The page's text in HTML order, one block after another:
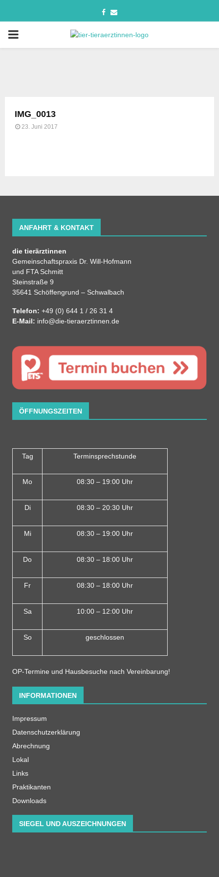
IMG_0013
23. Juni 2017
ANFAHRT & KONTAKT
die tierärztinnen
Gemeinschaftspraxis Dr. Will-Hofmann
und FTA Schmitt
Steinstraße 9
35641 Schöffengrund – Schwalbach
Telefon: +49 (0) 644 1 / 26 31 4
E-Mail: info@die-tieraerztinnen.de
ÖFFNUNGSZEITEN
Tag Terminsprechstunde
Mo 08:30 – 19:00 Uhr
Di 08:30 – 20:30 Uhr
Mi 08:30 – 19:00 Uhr
Do 08:30 – 18:00 Uhr
Fr 08:30 – 18:00 Uhr
Sa 10:00 – 12:00 Uhr
So geschlossen
OP-Termine und Hausbesuche nach Vereinbarung!
INFORMATIONEN
Impressum
Datenschutzerklärung
Abrechnung
Lokal
Links
Praktikanten
Downloads
SIEGEL UND AUSZEICHNUNGEN